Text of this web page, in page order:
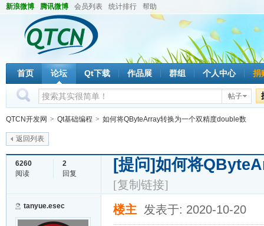
新浪微博 腾讯微博 会员列表 统计排行 帮助
首页 论坛 Qt下载 作品展 群组 个人中心 捐
帖子
QTCN开发网 > Qt基础编程 > 如何将QByteArray转换为一个双精度double数
返回列表
6260
阅读
2
回复
[提问]如何将
[复制链接]
tanyue.esec 楼主 发表于: 2020-10-20